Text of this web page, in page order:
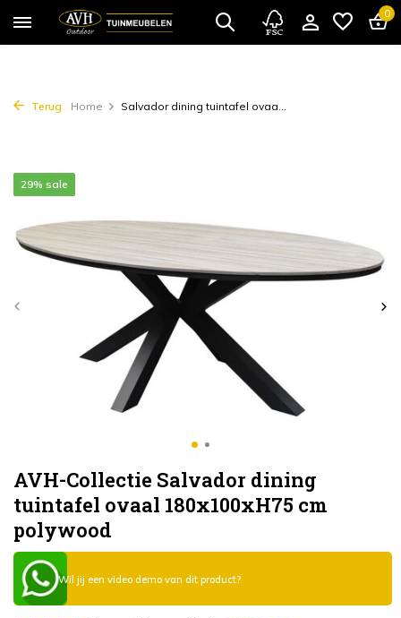
0
Terug Home Salvador dining tuintafel ovaa...
AVH-Collectie Salvador dining
tuintafel ovaal 180x100xH75 cm
polywood
29% sale
Wil jij een video demo van dit product?